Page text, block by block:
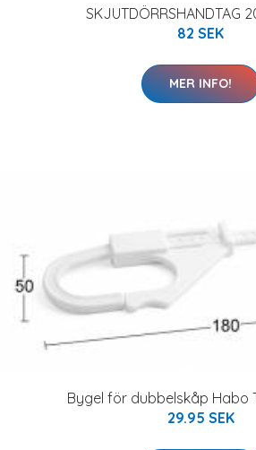
SKJUTDÖRRSHANDTAG
82 SEK
MER INFO!
Bygel för dubbelskåp Habo
29.95 SEK